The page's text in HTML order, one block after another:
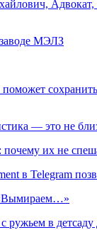
Адвокат,
МЭЛЗ
— это не
их не
в Telegram
ружьем в